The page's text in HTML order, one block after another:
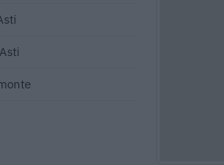
Asti